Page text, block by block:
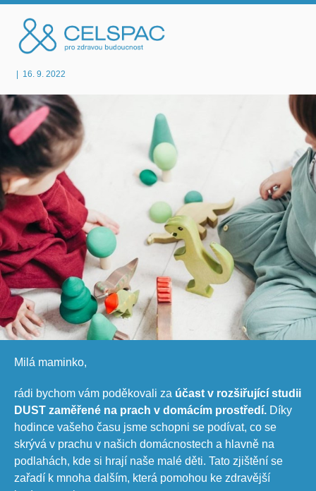
16. 9. 2022
Milá maminko,
rádi bychom vám poděkovali za účast v rozšiřující studii
DUST zaměřené na prach v domácím prostředí. Díky
hodince vašeho času jsme schopni se podívat, co se
skrývá v prachu v našich domácnostech a hlavně na
podlahách, kde si hrají naše malé děti. Tato zjištění se
zařadí k mnoha dalším, která pomohou ke zdravější